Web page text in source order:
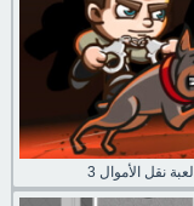
لعبة نقل الأموال 3